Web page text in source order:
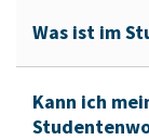
Was ist im
Kann ich